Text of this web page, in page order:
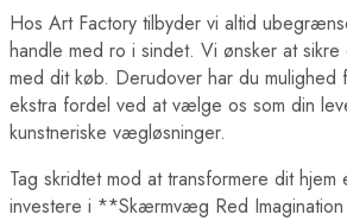
Canada Plakater
Cuba Plakater
Danmark Plakater
Egypten Plakater
Finland Plakater
Frankrig Plakater
Grækenland Plakater
Indien Plakater
Island Plakater
Italien Plakater
Hos Art Factory tilbyder vi altid
handle med ro i sindet. Vi ønsker at
med dit køb. Derudover har du
ekstra fordel ved at vælge os som din
kunstneriske vægløsninger.
Tag skridtet mod at transformere dit
investere i **Skærmvæg Red